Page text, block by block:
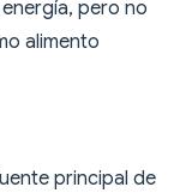
pero no
alimento
principal de